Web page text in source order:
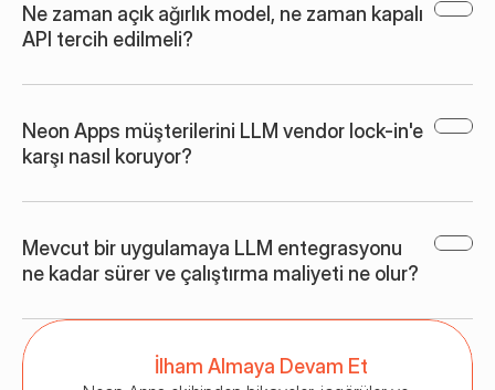
Ne zaman açık ağırlık model, ne zaman kapalı
API tercih edilmeli?
Neon Apps müşterilerini LLM vendor lock-in'e
karşı nasıl koruyor?
Mevcut bir uygulamaya LLM entegrasyonu
ne kadar sürer ve çalıştırma maliyeti ne olur?
İlham Almaya Devam Et